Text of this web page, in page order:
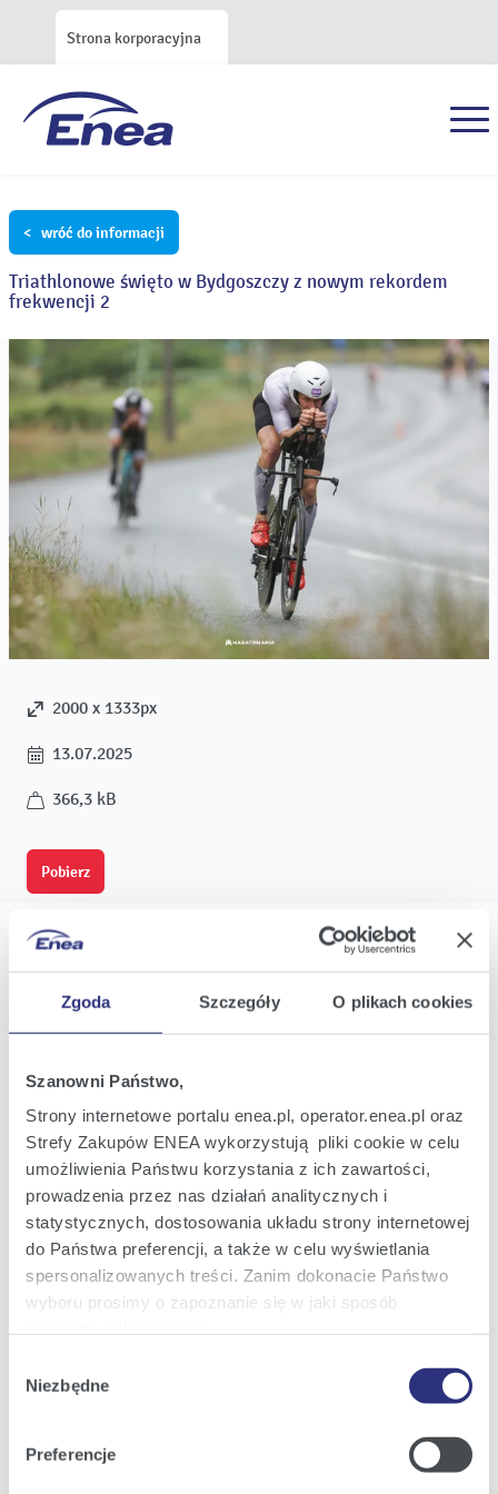
Zgoda Szczegóły O plikach cookies
Szanowni Państwo,
Strony internetowe portalu enea.pl, operator.enea.pl oraz
Strefy Zakupów ENEA wykorzystują pliki cookie w celu
umożliwienia Państwu korzystania z ich zawartości,
prowadzenia przez nas działań analitycznych i
statystycznych, dostosowania układu strony internetowej
do Państwa preferencji, a także w celu wyświetlania
spersonalizowanych treści. Zanim dokonacie Państwo
wyboru prosimy o zapoznanie się w jaki sposób
Szczegółowe informacje na ten temat znajdziecie
Polityce
zgody
Niezbędne
Preferencje
Strona korporacyjna
< wróć do informacji
Triathlonowe święto w Bydgoszczy z nowym rekordem
frekwencji 2
2000 x 1333px
13.07.2025
366,3 kB
Pobierz
Oferta dla Biznesu
Zielona energia dla Małych firm
Instytucje publiczne
Podmioty współpracujące
Obsługa i kontakt